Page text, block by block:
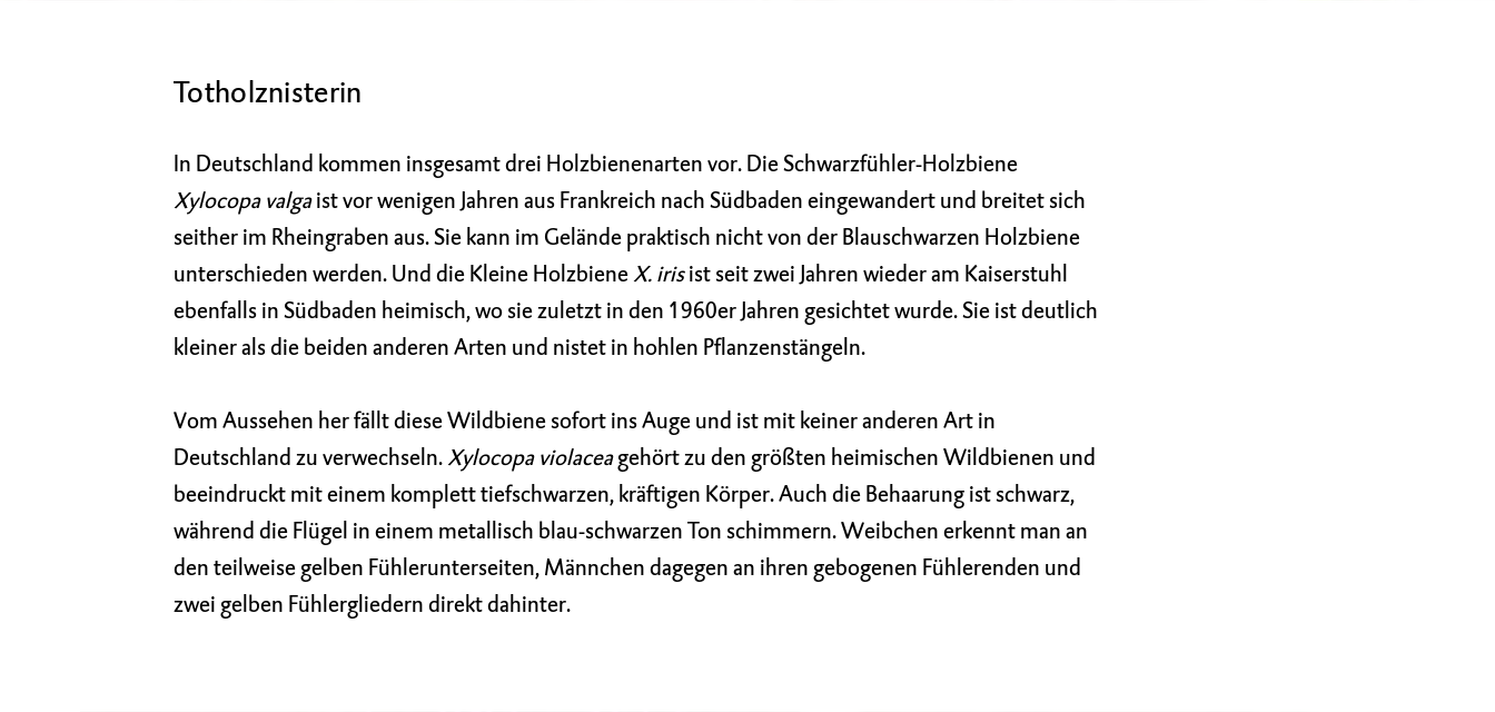
Totholznisterin
In Deutschland kommen insgesamt drei Holzbienenarten vor. Die Schwarzfühler-Holzbiene
Xylocopa valgaist vor wenigen Jahren aus Frankreich nach Südbaden eingewandert und breitet sich
seither im Rheingraben aus. Sie kann im Gelände praktisch nicht von der Blauschwarzen Holzbiene
unterschieden werden. Und die Kleine Holzbiene X. irisist seit zwei Jahren wieder am Kaiserstuhl
ebenfalls in Südbaden heimisch, wo sie zuletzt in den 1960er Jahren gesichtet wurde. Sie ist deutlich
kleiner als die beiden anderen Arten und nistet in hohlen Pflanzenstängeln.
Vom Aussehen her fällt diese Wildbiene sofort ins Auge und ist mit keiner anderen Art in
Deutschland zu verwechseln. Xylocopa violaceagehört zu den größten heimischen Wildbienen und
beeindruckt mit einem komplett tiefschwarzen, kräftigen Körper. Auch die Behaarung ist schwarz,
während die Flügel in einem metallisch blau-schwarzen Ton schimmern. Weibchen erkennt man an
den teilweise gelben Fühlerunterseiten, Männchen dagegen an ihren gebogenen Fühlerenden und
zwei gelben Fühlergliedern direkt dahinter.